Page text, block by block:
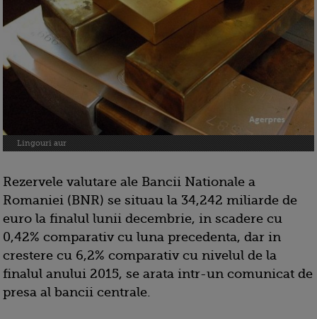
Lingouri aur
Rezervele valutare ale Bancii Nationale a
Romaniei (BNR) se situau la 34,242 miliarde de
euro la finalul lunii decembrie, in scadere cu
0,42% comparativ cu luna precedenta, dar in
crestere cu 6,2% comparativ cu nivelul de la
finalul anului 2015, se arata intr-un comunicat de
presa al bancii centrale.